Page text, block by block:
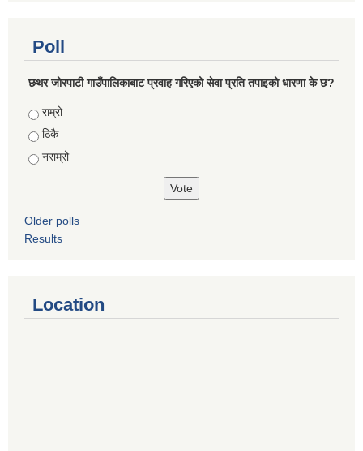
Poll
छथर जोरपाटी गाउँपालिकाबाट प्रवाह गरिएको सेवा प्रति तपाइको धारणा के छ?
Choices
राम्रो
ठिकै
नराम्रो
Older polls
Results
Location